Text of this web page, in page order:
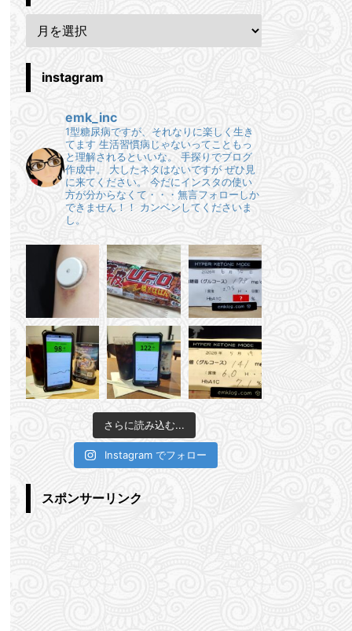
instagram
emk_inc
1型糖尿病ですが、それなりに楽しく生き
てます 生活習慣病じゃないってこともっ
と理解されるといいな。
手探りでブログ
作成中。
大したネタはないですが ぜひ見
に来てください。
今だにインスタの使い
方が分からなくて・・・無言フォローしか
できません！！
カンベンしてくださいま
し。
さらに読み込む...
Instagram でフォロー
スポンサーリンク